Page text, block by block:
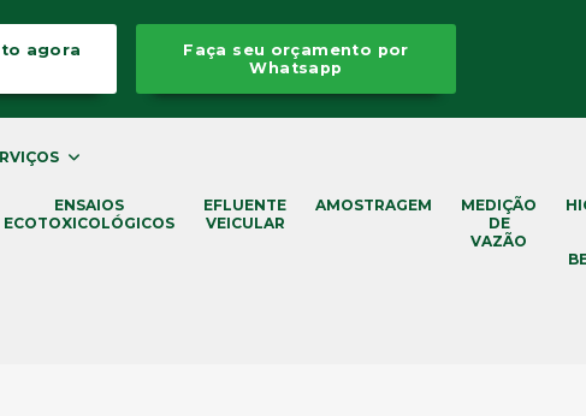
agora
Faça seu orçamento por
Whatsapp
ENSAIOS
ECOTOXICOLÓGICOS
EFLUENTE
VEICULAR
AMOSTRAGEM
MEDIÇÃO
DE
VAZÃO